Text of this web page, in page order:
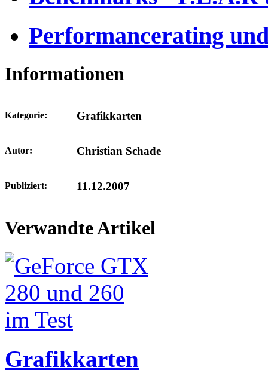
Performancerating
Informationen
Kategorie: Grafikkarten
Autor: Christian Schade
Publiziert: 11.12.2007
Verwandte Artikel
Grafikkarten